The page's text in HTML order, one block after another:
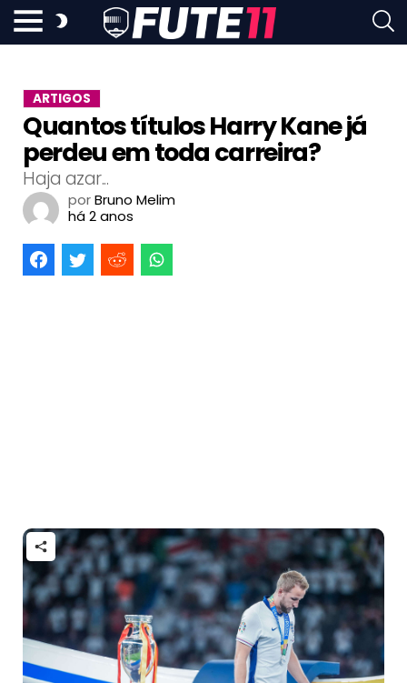
ARTIGOS
Quantos títulos Harry Kane já
perdeu em toda carreira?
Haja azar...
porBruno Melim
há 2 anos